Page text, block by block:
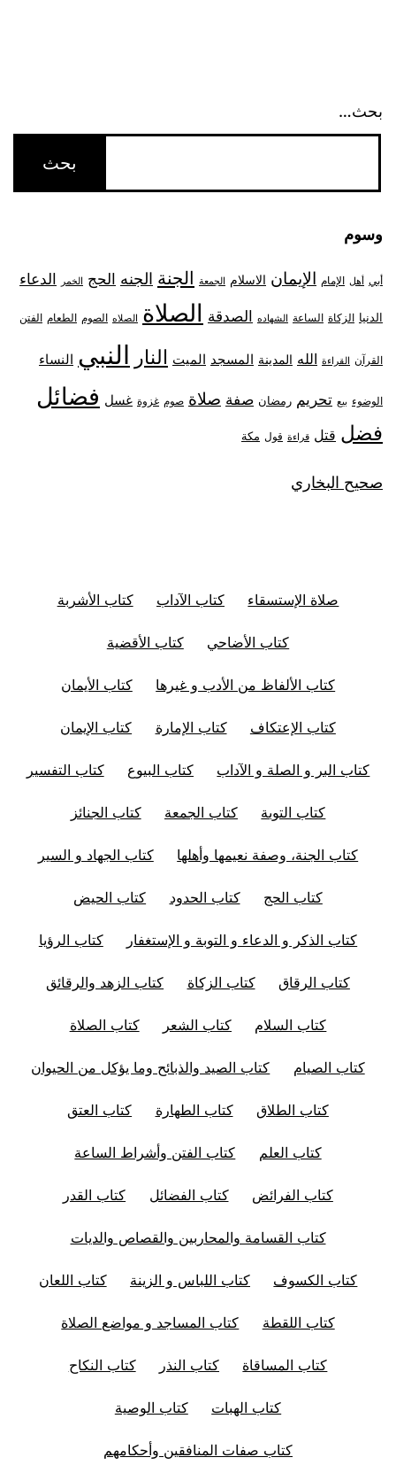
بحث…
وسوم
أبي أهل الإمام الإيمان الاسلام الجمعة الجنة الجنه الحج الخمر الدعاء
الدنيا الزكاة الساعة الشهاده الصدقة الصلاة الصلاه الصوم الطعام الفتن
القرآن القراءة الله المدينة المسجد الميت النار النبي النساء
الوضوء بيع تحريم رمضان صفة صلاة صوم غزوة غسل فضائل
فضل قتل قراءة قول مكة
صحيح البخاري
صلاة الإستسقاء كتاب الآداب كتاب الأشربة
كتاب الأضاحي كتاب الأقضية
كتاب الألفاظ من الأدب و غيرها كتاب الأيمان
كتاب الإعتكاف كتاب الإمارة كتاب الإيمان
كتاب البر و الصلة و الآداب كتاب البيوع كتاب التفسير
كتاب التوبة كتاب الجمعة كتاب الجنائز
كتاب الجنة، وصفة نعيمها وأهلها كتاب الجهاد و السير
كتاب الحج كتاب الحدود كتاب الحيض
كتاب الذكر و الدعاء و التوبة و الإستغفار كتاب الرؤيا
كتاب الرقاق كتاب الزكاة كتاب الزهد والرقائق
كتاب السلام كتاب الشعر كتاب الصلاة
كتاب الصيام كتاب الصيد والذبائح وما يؤكل من الحيوان
كتاب الطلاق كتاب الطهارة كتاب العتق
كتاب العلم كتاب الفتن وأشراط الساعة
كتاب الفرائض كتاب الفضائل كتاب القدر
كتاب القسامة والمحاربين والقصاص والديات
كتاب الكسوف كتاب اللباس و الزينة كتاب اللعان
كتاب اللقطة كتاب المساجد و مواضع الصلاة
كتاب المساقاة كتاب النذر كتاب النكاح
كتاب الهبات كتاب الوصية
كتاب صفات المنافقين وأحكامهم